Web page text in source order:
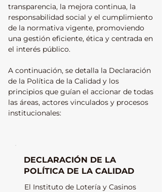
transparencia, la mejora continua, la
responsabilidad social y el cumplimiento
de la normativa vigente, promoviendo
una gestión eficiente, ética y centrada en
el interés público.
A continuación, se detalla la Declaración
de la Política de la Calidad y los
principios que guían el accionar de todas
las áreas, actores vinculados y procesos
institucionales:
DECLARACIÓN DE LA
POLÍTICA DE LA CALIDAD
El Instituto de Lotería y Casinos